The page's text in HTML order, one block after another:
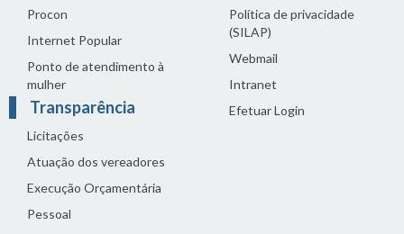
Procon
Internet Popular
Ponto de atendimento à
mulher
Transparência
Licitações
Atuação dos vereadores
Execução Orçamentária
Pessoal
Política de privacidade
(SILAP)
Webmail
Intranet
Efetuar Login